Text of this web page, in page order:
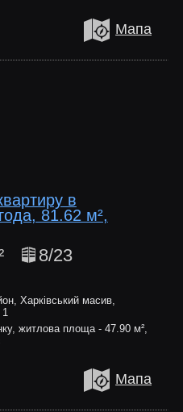
Мапа
в
81.62 м²,
8/23
Харківський масив,
1
житлова площа - 47.90 м²,
Мапа